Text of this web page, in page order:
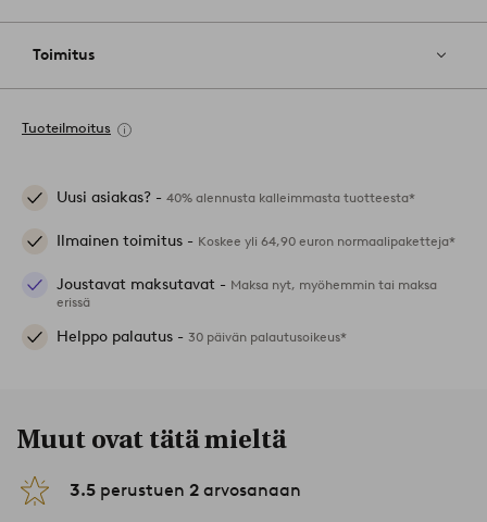
Toimitus
Tuoteilmoitus
Uusi asiakas? - 40% alennusta kalleimmasta tuotteesta*
Ilmainen toimitus - Koskee yli 64,90 euron normaalipaketteja*
Joustavat maksutavat - Maksa nyt, myöhemmin tai maksa
erissä
Helppo palautus - 30 päivän palautusoikeus*
Muut ovat tätä mieltä
3.5 perustuen 2 arvosanaan